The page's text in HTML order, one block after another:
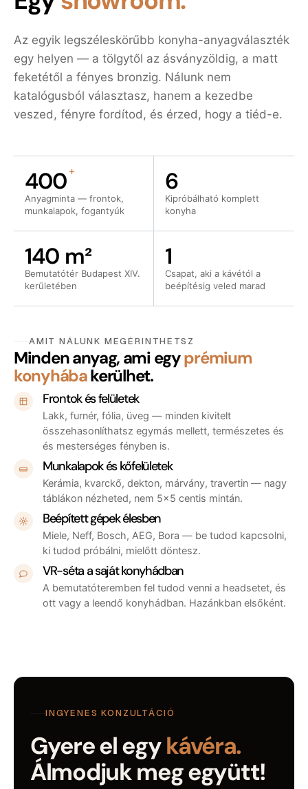
Az egyik legszéleskörűbb konyha-anyagválaszték
egy helyen — a tölgytől az ásványzöldig, a matt
feketétől a fényes bronzig. Nálunk nem
katalógusból választasz, hanem a kezedbe
veszed, fényre fordítod, és érzed, hogy a tiéd-e.
400+
Anyagminta — frontok,
munkalapok, fogantyúk
6
Kipróbálható komplett
konyha
140 m²
Bemutatótér Budapest XIV.
kerületében
1
Csapat, aki a kávétól a
beépítésig veled marad
AMIT NÁLUNK MEGÉRINTHETSZ
Minden anyag, ami egyprémium
konyhábakerülhet.
Frontok és felületek
Lakk, furnér, fólia, üveg — minden kivitelt
összehasonlíthatsz egymás mellett, természetes és
és mesterséges fényben is.
Munkalapok és kőfelületek
Kerámia, kvarckő, dekton, márvány, travertin — nagy
táblákon nézheted, nem 5×5 centis mintán.
Beépített gépek élesben
Miele, Neff, Bosch, AEG, Bora — be tudod kapcsolni,
ki tudod próbálni, mielőtt döntesz.
VR-séta a saját konyhádban
A bemutatóteremben fel tudod venni a headsetet, és
ott vagy a leendő konyhádban. Hazánkban elsőként.
INGYENES KONZULTÁCIÓ
Gyere el egykávéra.
Álmodjuk meg együtt!